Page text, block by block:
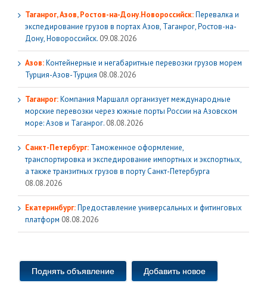
Таганрог, Азов, Ростов-на-Дону.Новороссийск:Перевалка и
экспедирование грузов в портах Азов, Таганрог, Ростов-на-
Дону, Новороссийск. 09.08.2026
Азов:Контейнерные и негабаритные перевозки грузов морем
Турция-Азов-Турция 08.08.2026
Таганрог:Компания Маршалл организует международные
морские перевозки через южные порты России на Азовском
море: Азов и Таганрог. 08.08.2026
Санкт-Петербург: Таможенное оформление,
транспортировка и экспедирование импортных и экспортных,
а также транзитных грузов в порту Санкт-Петербурга
08.08.2026
Екатеринбург:Предоставление универсальных и фитинговых
платформ 08.08.2026
Поднять объявление Добавить новое